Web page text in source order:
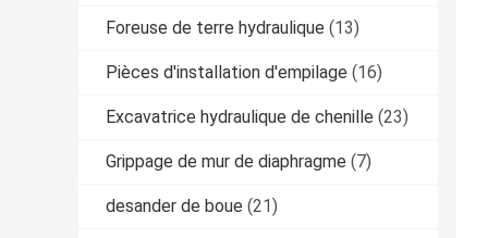
Foreuse de terre hydraulique (13)
Pièces d'installation d'empilage (16)
Excavatrice hydraulique de chenille (23)
Grippage de mur de diaphragme (7)
desander de boue (21)